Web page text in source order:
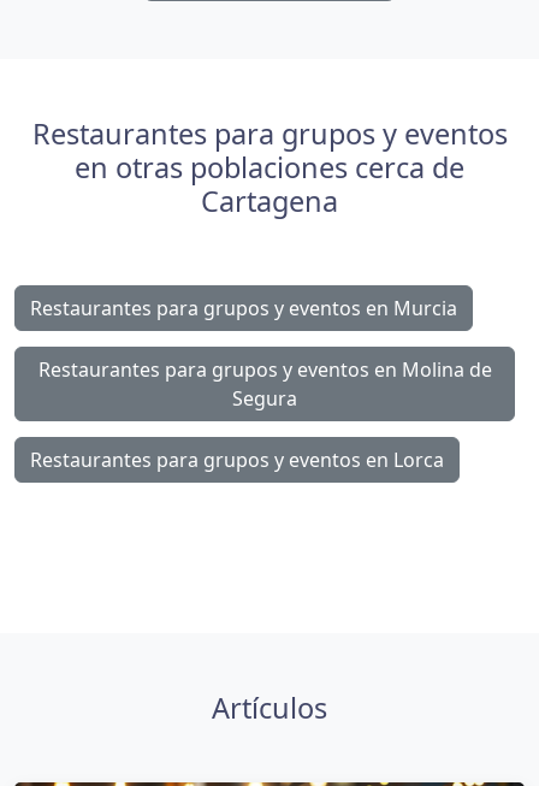
Restaurantes para grupos y eventos
en otras poblaciones cerca de
Cartagena
Restaurantes para grupos y eventos en Murcia
Restaurantes para grupos y eventos en Molina de
Segura
Restaurantes para grupos y eventos en Lorca
Artículos